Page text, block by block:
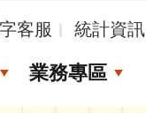
客服 統計資訊
業務專區